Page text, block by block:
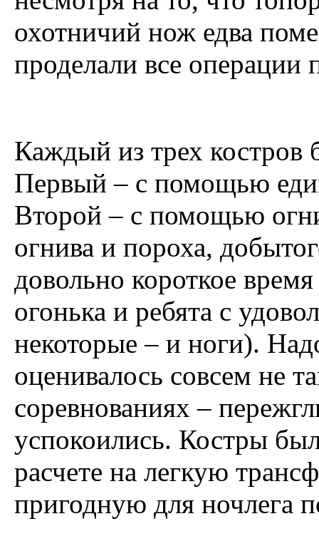
охотничий нож едва
проделали все операции
Каждый из трех
Первый – с помощью
Второй – с помощью
огнива и пороха,
довольно короткое
огонька и ребята с
некоторые – и ноги).
оценивалось совсем не
соревнованиях –
успокоились. Костры
расчете на легкую
пригодную для ночлега